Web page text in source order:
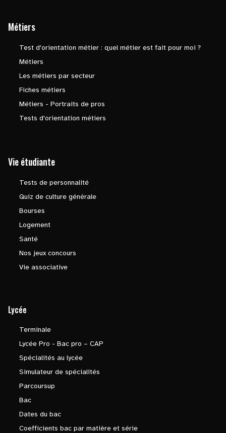
Métiers
Test d'orientation métier : quel métier est fait pour moi ?
Métiers
Les métiers par secteur
Fiches métiers
Métiers - Portraits de pros
Tests d'orientation métiers
Vie étudiante
Tests de personnalité
Quiz de culture générale
Bourses
Logement
Santé
Nos jeux concours
Vie associative
Lycée
Terminale
Lycée Pro - Bac pro – CAP
Spécialités au lycée
Simulateur de spécialités
Parcoursup
Bac
Dates du bac
Coefficients bac par matière et série